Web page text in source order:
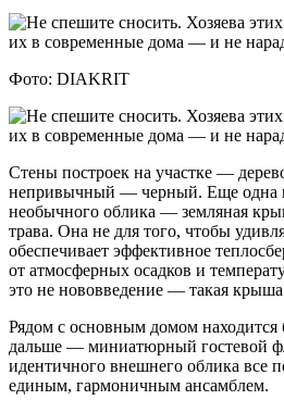
Фото: DIAKRIT
Стены построек на участке —
непривычный — черный. Еще одна
необычного облика — земляная
трава. Она не для того, чтобы
обеспечивает эффективное
от атмосферных осадков и
это не нововведение — такая
Рядом с основным домом находится
дальше — миниатюрный гостевой
идентичного внешнего облика все
единым, гармоничным ансамблем.